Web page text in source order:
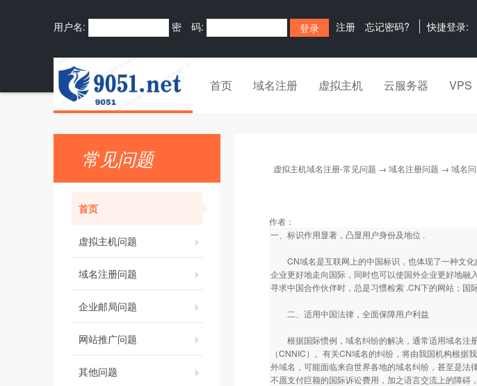
用户名: 密 码: 注册 忘记密码? 快捷登录:
首页 域名注册 虚拟主机 云服务器 VPS
常见问题
首页
虚拟主机问题
域名注册问题
企业邮局问题
网站推广问题
其他问题
虚拟主机域名注册-常见问题 → 域名注册问题 → 域名
作者：
一、标识作用显著，凸显用户身份及地位 .
CN域名是互联网上的中国标识，也体现了一种文化
企业更好地走向国际，同时也可以使国外企业更好地
寻求中国合作伙伴时，总是习惯检索 .CN下的网站；国
二、适用中国法律，全面保障用户利益
根据国际惯例，域名纠纷的解决，通常适用域名注
（CNNIC）。有关CN域名的纠纷，将由我国机构根
外域名，可能面临来自世界各地的域名纠纷，甚至是法
不愿支付巨额的国际诉讼费用，加之语言交流上的障碍